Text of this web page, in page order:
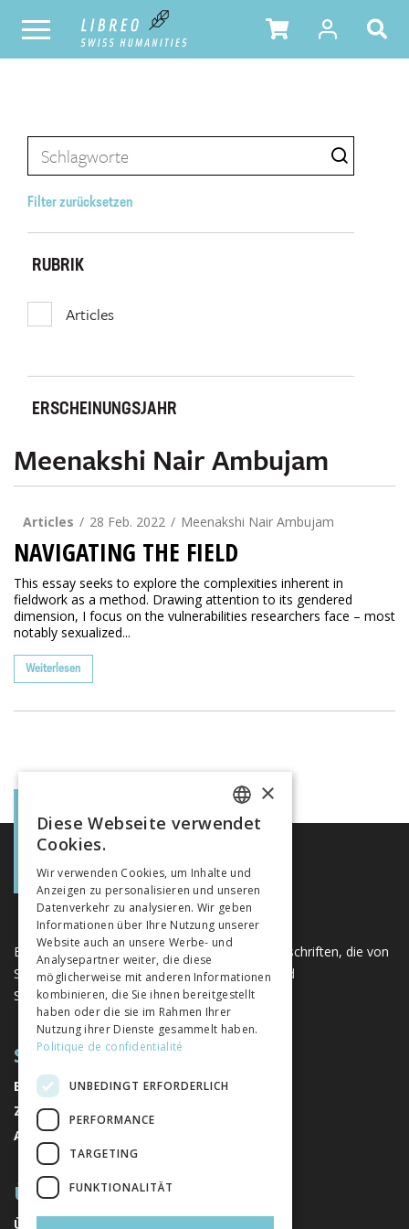
Filter zurücksetzen
RUBRIK
Articles
ERSCHEINUNGSJAHR
Meenakshi Nair Ambujam
Articles 28 Feb. 2022 Meenakshi Nair Ambujam
NAVIGATING THE FIELD
This essay seeks to explore the complexities inherent in
fieldwork as a method. Drawing attention to its gendered
dimension, I focus on the vulnerabilities researchers face – most
notably sexualized...
Weiterlesen
Eine einzigartige Plattform für Bücher und Zeitschriften, die von
Schweizer Verlagen im Bereich der Geistes- und
Sozialwissenschaften herausgegeben werden.
SITEMAP
BÜCHER
ZEITSCHRIFTEN
AUTOREN
ÜBER UNS
ÜBER UNS
FRENCH
ITALIAN
×
Diese Webseite verwendet
Cookies.
Wir verwenden Cookies, um Inhalte und
Anzeigen zu personalisieren und unseren
Datenverkehr zu analysieren. Wir geben
Informationen über Ihre Nutzung unserer
Website auch an unsere Werbe- und
Analysepartner weiter, die diese
möglicherweise mit anderen Informationen
kombinieren, die Sie ihnen bereitgestellt
haben oder die sie im Rahmen Ihrer
Nutzung ihrer Dienste gesammelt haben.
Politique de confidentialité
UNBEDINGT ERFORDERLICH
PERFORMANCE
TARGETING
FUNKTIONALITÄT